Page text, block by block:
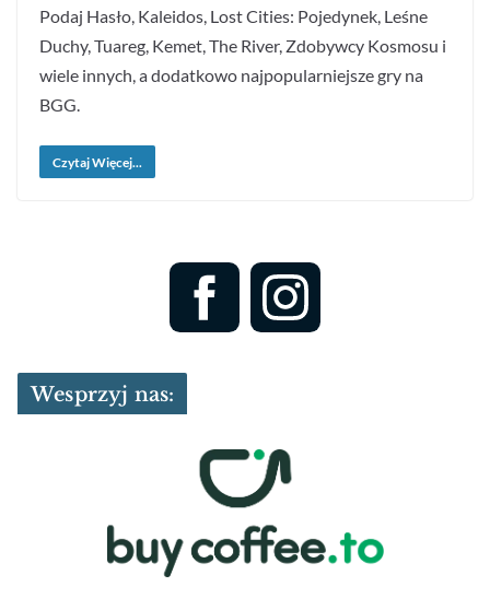
Podaj Hasło, Kaleidos, Lost Cities: Pojedynek, Leśne
Duchy, Tuareg, Kemet, The River, Zdobywcy Kosmosu i
wiele innych, a dodatkowo najpopularniejsze gry na
BGG.
Czytaj Więcej...
Wesprzyj nas: